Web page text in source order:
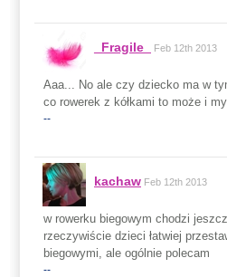
_Fragile_ Feb 12th 2013
Aaa... No ale czy dziecko ma w
co rowerek z kółkami to może i
--
kachaw Feb 12th 2013
w rowerku biegowym chodzi
rzeczywiście dzieci łatwiej
biegowymi, ale ogólnie polecam
--